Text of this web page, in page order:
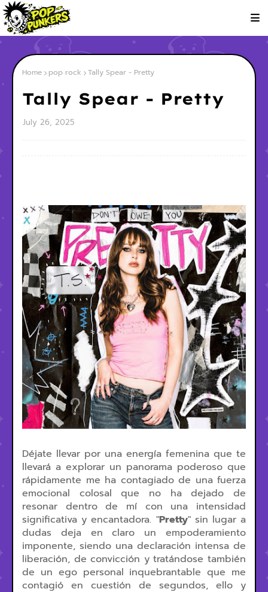
Home pop rock Tally Spear - Pretty
Tally Spear - Pretty
July 26, 2025
Déjate llevar por una energía femenina que te
llevará a explorar un panorama poderoso que
rápidamente me ha contagiado de una fuerza
emocional colosal que no ha dejado de
resonar dentro de mí con una intensidad
significativa y encantadora. "Pretty" sin lugar a
dudas deja en claro un empoderamiento
imponente, siendo una declaración intensa de
liberación, de convicción y tratándose también
de un ego personal inquebrantable que me
contagió en cuestión de segundos, ello y